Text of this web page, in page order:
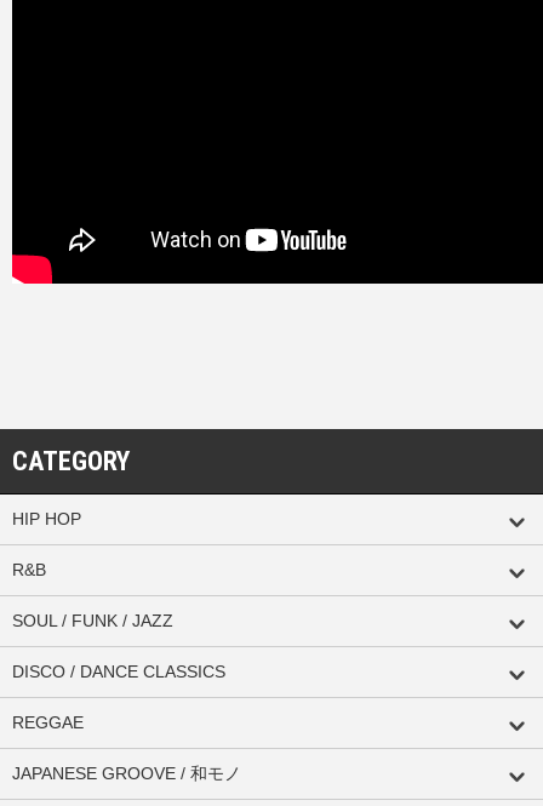
CATEGORY
HIP HOP
R&B
SOUL / FUNK / JAZZ
DISCO / DANCE CLASSICS
REGGAE
JAPANESE GROOVE / 和モノ